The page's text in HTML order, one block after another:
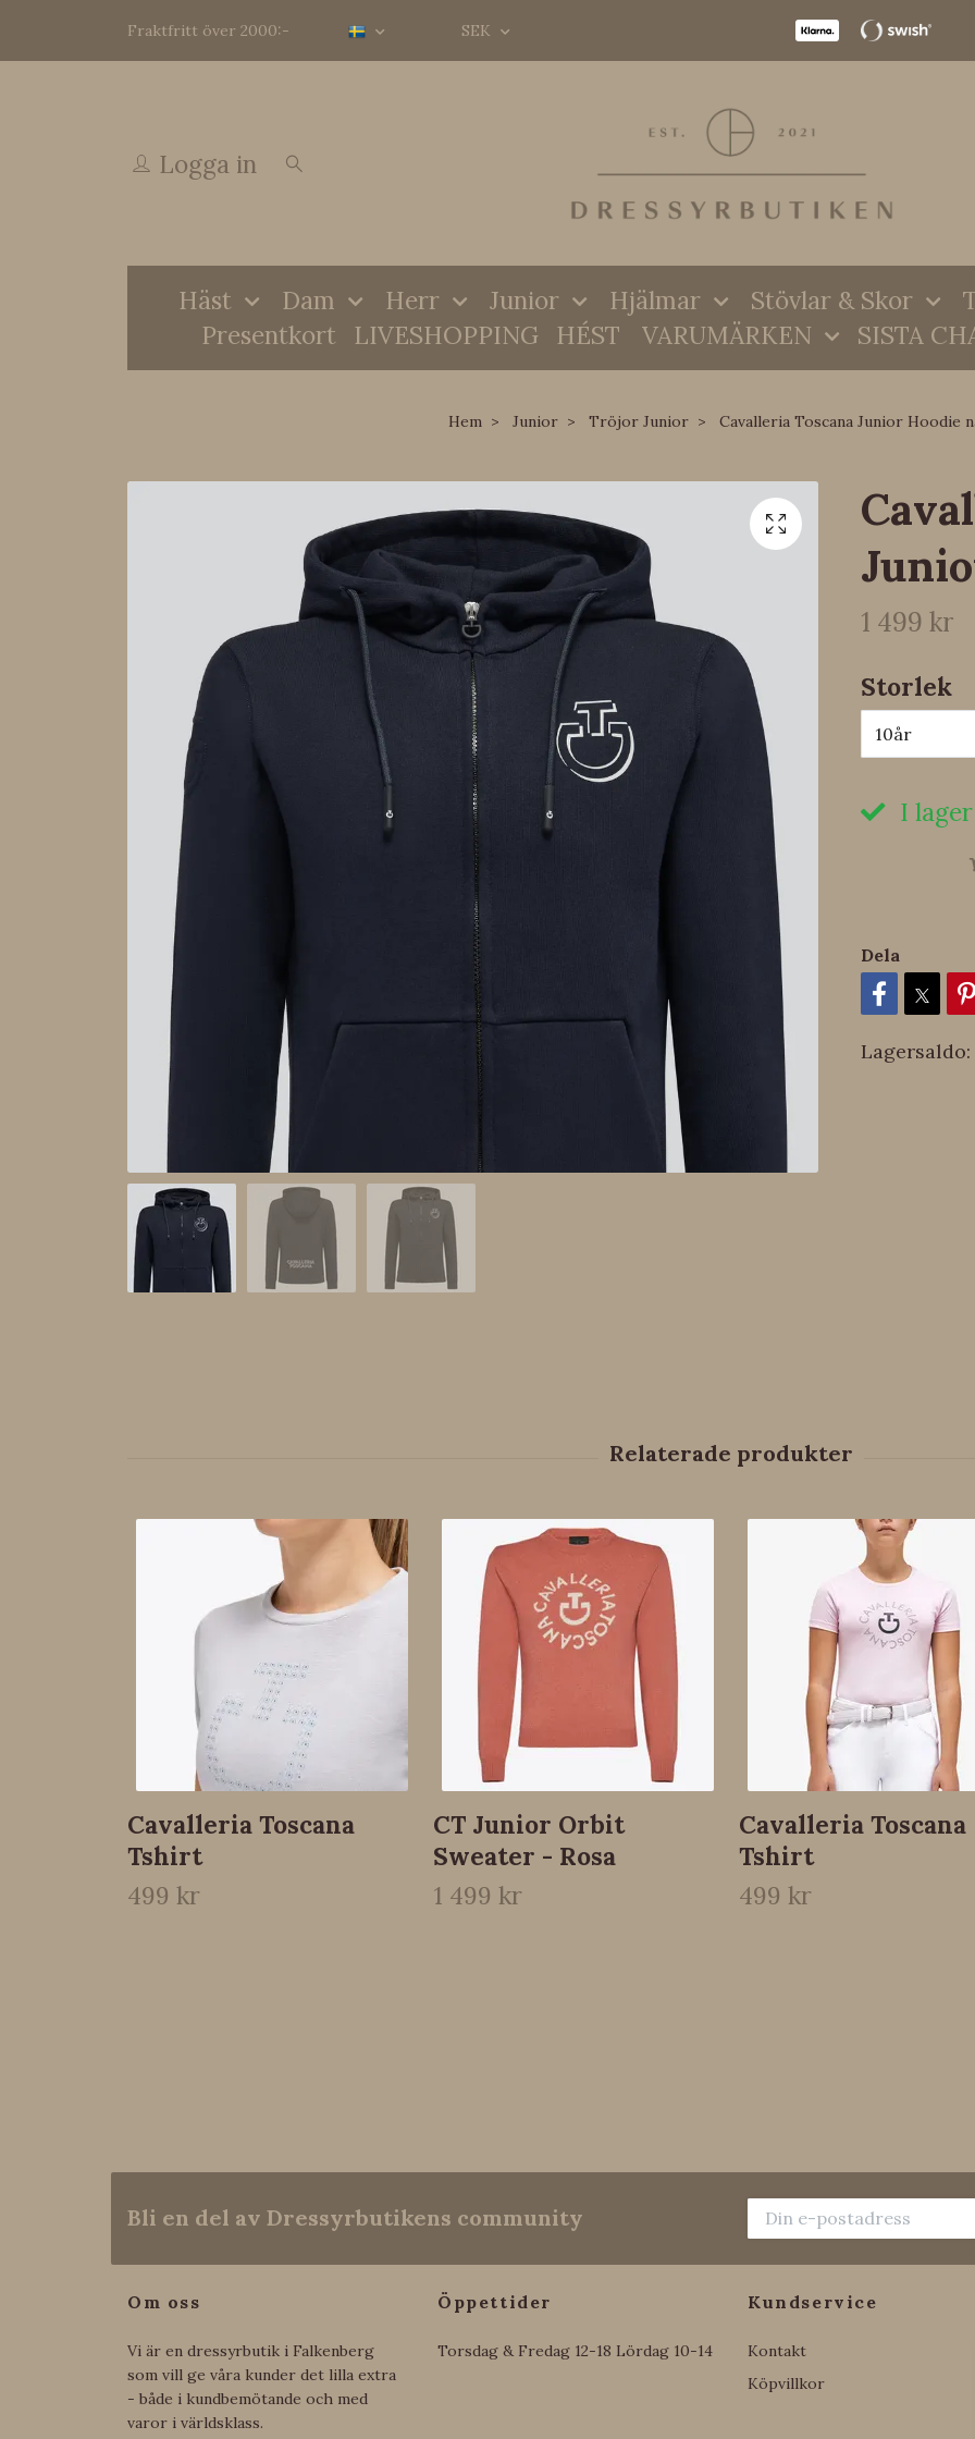
Fraktfritt över 2000:- SEK
Logga in
Häst Dam Herr Junior Hjälmar Stövlar & Skor
Presentkort
LIVESHOPPING HÉST VARUMÄRKEN SISTA
Hem Junior Tröjor Junior Cavalleria Toscana Junior Hoodie
1 499 kr
Storlek
10år
I lager
Dela
Lagersaldo:
Cavalleria Toscana
Tshirt
499 kr
CT Junior Orbit
Sweater - Rosa
1 499 kr
Cavalleria Toscana
Tshirt
499 kr
Bli en del av Dressyrbutikens community
Om oss
Vi är en dressyrbutik i Falkenberg
som vill ge våra kunder det lilla extra
- både i kundbemötande och med
varor i världsklass.
Öppettider
Torsdag & Fredag 12-18 Lördag 10-14
Kundservice
Kontakt
Köpvillkor